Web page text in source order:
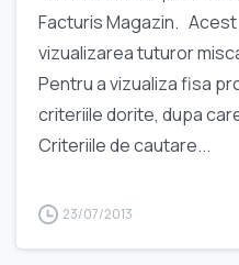
Facturis Magazin.
vizualizarea tuturor
Pentru a vizualiza fisa
criteriile dorite, dupa
Criteriile de cautare...
23/07/2013